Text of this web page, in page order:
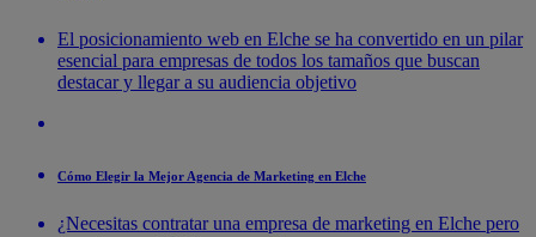
El posicionamiento web en Elche se ha convertido en un pilar
esencial para empresas de todos los tamaños que buscan
destacar y llegar a su audiencia objetivo
Cómo Elegir la Mejor Agencia de Marketing en Elche
¿Necesitas contratar una empresa de marketing en Elche pero